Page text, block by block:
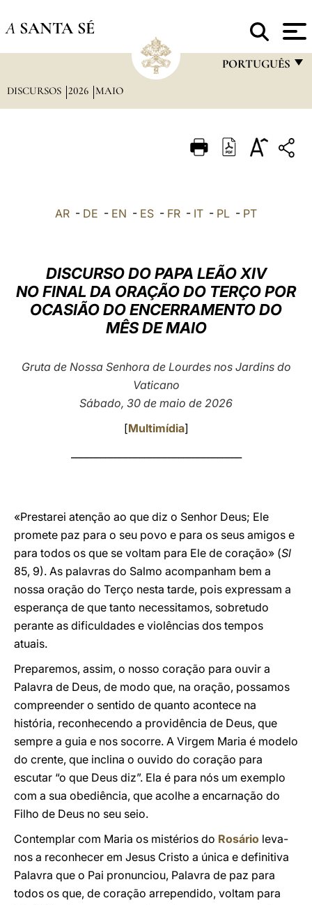
A SANTA SÉ
PORTUGUÊS
ITALIANO
العربيّة
中文
DISCURSOS 2026 MAIO
AR - DE - EN - ES - FR - IT - PL - PT
DISCURSO DO PAPA LEÃO XIV
NO FINAL DA ORAÇÃO DO TERÇO POR
OCASIÃO DO ENCERRAMENTO DO
MÊS DE MAIO
Gruta de Nossa Senhora de Lourdes nos Jardins do
Vaticano
Sábado, 30 de maio de 2026
[Multimídia]
«Prestarei atenção ao que diz o Senhor Deus; Ele
promete paz para o seu povo e para os seus amigos e
para todos os que se voltam para Ele de coração» (Sl
85, 9). As palavras do Salmo acompanham bem a
nossa oração do Terço nesta tarde, pois expressam a
esperança de que tanto necessitamos, sobretudo
perante as dificuldades e violências dos tempos
atuais.
Preparemos, assim, o nosso coração para ouvir a
Palavra de Deus, de modo que, na oração, possamos
compreender o sentido de quanto acontece na
história, reconhecendo a providência de Deus, que
sempre a guia e nos socorre. A Virgem Maria é modelo
do crente, que inclina o ouvido do coração para
escutar “o que Deus diz”. Ela é para nós um exemplo
com a sua obediência, que acolhe a encarnação do
Filho de Deus no seu seio.
Contemplar com Maria os mistérios do Rosário leva-
nos a reconhecer em Jesus Cristo a única e definitiva
Palavra que o Pai pronunciou, Palavra de paz para
todos os que, de coração arrependido, voltam para